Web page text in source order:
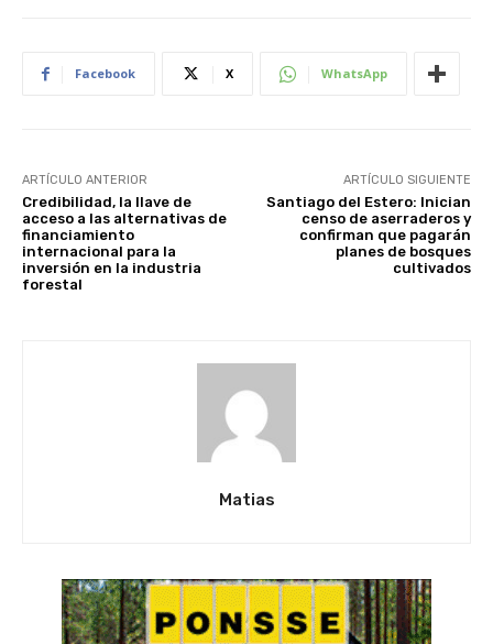
Facebook X WhatsApp
ARTÍCULO ANTERIOR
Credibilidad, la llave de
acceso a las alternativas de
financiamiento
internacional para la
inversión en la industria
forestal
ARTÍCULO SIGUIENTE
Santiago del Estero: Inician
censo de aserraderos y
confirman que pagarán
planes de bosques
cultivados
Matias